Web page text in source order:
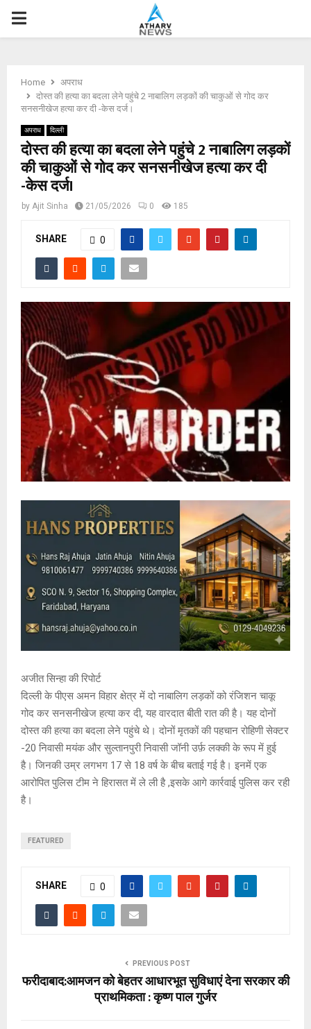
P
M
A
E
N
U
Home
अपराध
दोस्त की हत्या का बदला लेने पहुंचे 2 नाबालिग लड़कों की चाकुओं से गोद कर
सनसनीखेज हत्या कर दी -केस दर्ज।
अपराध दिल्ली
दोस्त की हत्या का बदला लेने पहुंचे 2 नाबालिग लड़कों
की चाकुओं से गोद कर सनसनीखेज हत्या कर दी
-केस दर्ज।
by Ajit Sinha 21/05/2026 0 185
SHARE 0
अजीत सिन्हा की रिपोर्ट
दिल्ली के पीएस अमन विहार क्षेत्र में दो नाबालिग लड़कों को रंजिशन चाकू
गोद कर सनसनीखेज हत्या कर दी, यह वारदात बीती रात की है। यह दोनों
दोस्त की हत्या का बदला लेने पहुंचे थे। दोनों मृतकों की पहचान रोहिणी सेक्टर
-20 निवासी मयंक और सुल्तानपुरी निवासी जॉनी उर्फ़ लक्की के रूप में हुई
है। जिनकी उम्र लगभग 17 से 18 वर्ष के बीच बताई गई है। इनमें एक
आरोपित पुलिस टीम ने हिरासत में ले ली है ,इसके आगे कार्रवाई पुलिस कर रही
है।
FEATURED
SHARE 0
PREVIOUS POST
फरीदाबाद:आमजन को बेहतर आधारभूत सुविधाएं देना सरकार की
प्राथमिकता : कृष्ण पाल गुर्जर